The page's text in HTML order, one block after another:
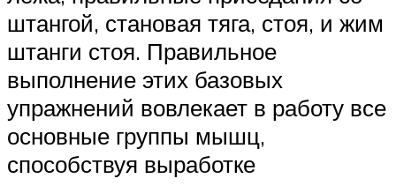
штангой, становая тяга, стоя, и жим
штанги стоя. Правильное
выполнение этих базовых
упражнений вовлекает в работу все
основные группы мышц,
способствуя выработке